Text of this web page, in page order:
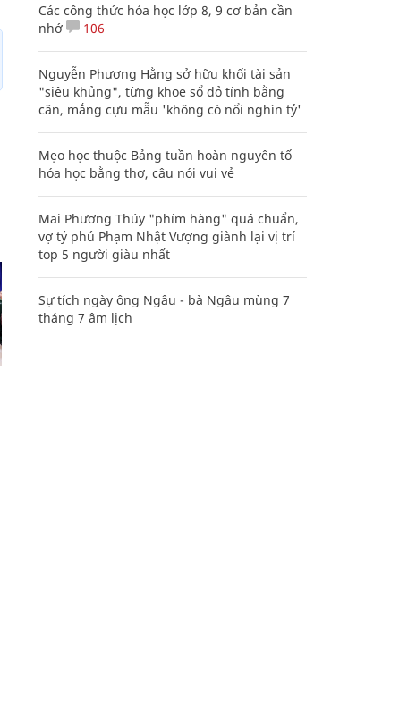
Các công thức hóa học lớp 8, 9 cơ bản cần
nhớ
106
Nguyễn Phương Hằng sở hữu khối tài sản
"siêu khủng", từng khoe sổ đỏ tính bằng
cân, mắng cựu mẫu 'không có nổi nghìn tỷ'
Mẹo học thuộc Bảng tuần hoàn nguyên tố
hóa học bằng thơ, câu nói vui vẻ
Mai Phương Thúy "phím hàng" quá chuẩn,
vợ tỷ phú Phạm Nhật Vượng giành lại vị trí
top 5 người giàu nhất
Sự tích ngày ông Ngâu - bà Ngâu mùng 7
tháng 7 âm lịch